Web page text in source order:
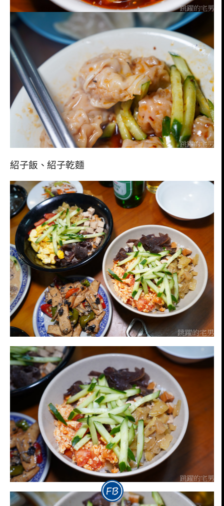
紹子飯、紹子乾麵